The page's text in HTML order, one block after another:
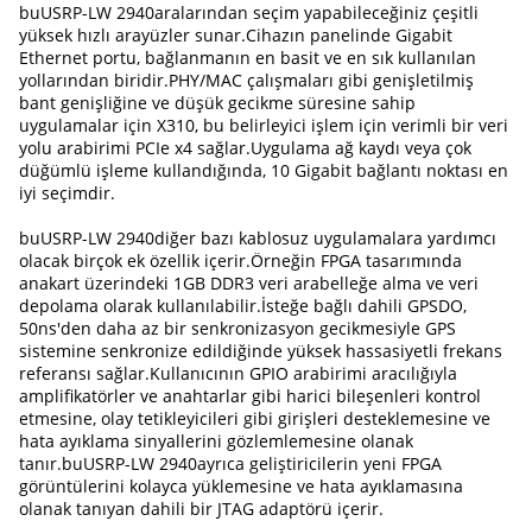
buUSRP-LW 2940aralarından seçim yapabileceğiniz çeşitli
yüksek hızlı arayüzler sunar.Cihazın panelinde Gigabit
Ethernet portu, bağlanmanın en basit ve en sık kullanılan
yollarından biridir.PHY/MAC çalışmaları gibi genişletilmiş
bant genişliğine ve düşük gecikme süresine sahip
uygulamalar için X310, bu belirleyici işlem için verimli bir veri
yolu arabirimi PCIe x4 sağlar.Uygulama ağ kaydı veya çok
düğümlü işleme kullandığında, 10 Gigabit bağlantı noktası en
iyi seçimdir.
buUSRP-LW 2940diğer bazı kablosuz uygulamalara yardımcı
olacak birçok ek özellik içerir.Örneğin FPGA tasarımında
anakart üzerindeki 1GB DDR3 veri arabelleğe alma ve veri
depolama olarak kullanılabilir.İsteğe bağlı dahili GPSDO,
50ns'den daha az bir senkronizasyon gecikmesiyle GPS
sistemine senkronize edildiğinde yüksek hassasiyetli frekans
referansı sağlar.Kullanıcının GPIO arabirimi aracılığıyla
amplifikatörler ve anahtarlar gibi harici bileşenleri kontrol
etmesine, olay tetikleyicileri gibi girişleri desteklemesine ve
hata ayıklama sinyallerini gözlemlemesine olanak
tanır.buUSRP-LW 2940ayrıca geliştiricilerin yeni FPGA
görüntülerini kolayca yüklemesine ve hata ayıklamasına
olanak tanıyan dahili bir JTAG adaptörü içerir.